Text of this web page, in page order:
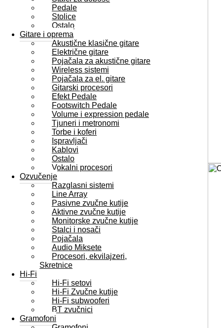
Pedale
Stolice
Ostalo
Gitare i oprema
Akustične klasične gitare
Električne gitare
Pojačala za akustične gitare
Wireless sistemi
Pojačala za el. gitare
Gitarski procesori
Efekt Pedale
Footswitch Pedale
Volume i expression pedale
Tjuneri i metronomi
Torbe i koferi
Ispravljači
Kablovi
Ostalo
Vokalni procesori
Ozvučenje
Razglasni sistemi
Line Array
Pasivne zvučne kutije
Aktivne zvučne kutije
Monitorske zvučne kutije
Stalci i nosači
Pojačala
Audio Miksete
Procesori, ekvilajzeri,
Skretnice
Hi-Fi
Hi-Fi setovi
Hi-Fi Zvučne kutije
Hi-Fi subwooferi
BT zvučnici
Gramofoni